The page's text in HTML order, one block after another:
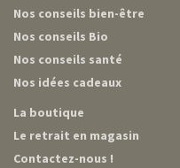
Nos conseils bien-être
Nos conseils Bio
Nos conseils santé
Nos idées cadeaux
La boutique
Le retrait en magasin
Contactez-nous !